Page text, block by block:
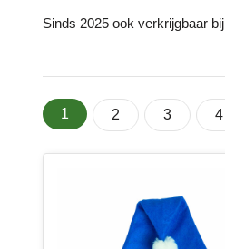
Sinds 2025 ook verkrijgbaar bij
1 2 3 4